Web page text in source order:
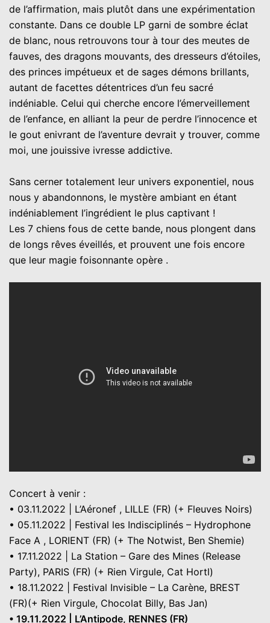
de l’affirmation, mais plutôt dans une expérimentation
constante. Dans ce double LP garni de sombre éclat
de blanc, nous retrouvons tour à tour des meutes de
fauves, des dragons mouvants, des dresseurs d’étoiles,
des princes impétueux et de sages démons brillants,
autant de facettes détentrices d’un feu sacré
indéniable. Celui qui cherche encore l’émerveillement
de l’enfance, en alliant la peur de perdre l’innocence et
le gout enivrant de l’aventure devrait y trouver, comme
moi, une jouissive ivresse addictive.
Sans cerner totalement leur univers exponentiel, nous
nous y abandonnons, le mystère ambiant en étant
indéniablement l’ingrédient le plus captivant !
Les 7 chiens fous de cette bande, nous plongent dans
de longs rêves éveillés, et prouvent une fois encore
que leur magie foisonnante opère .
Concert à venir :
• 03.11.2022 | L’Aéronef , LILLE (FR) (+ Fleuves Noirs)
• 05.11.2022 | Festival les Indisciplinés – Hydrophone
Face A , LORIENT (FR) (+ The Notwist, Ben Shemie)
• 17.11.2022 | La Station – Gare des Mines (Release
Party), PARIS (FR) (+ Rien Virgule, Cat Hortl)
• 18.11.2022 | Festival Invisible – La Carène, BREST
(FR)(+ Rien Virgule, Chocolat Billy, Bas Jan)
• 19.11.2022 | L’Antipode, RENNES (FR)